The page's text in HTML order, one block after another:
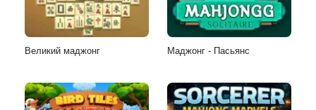
Великий маджонг Маджонг - Пасьянс